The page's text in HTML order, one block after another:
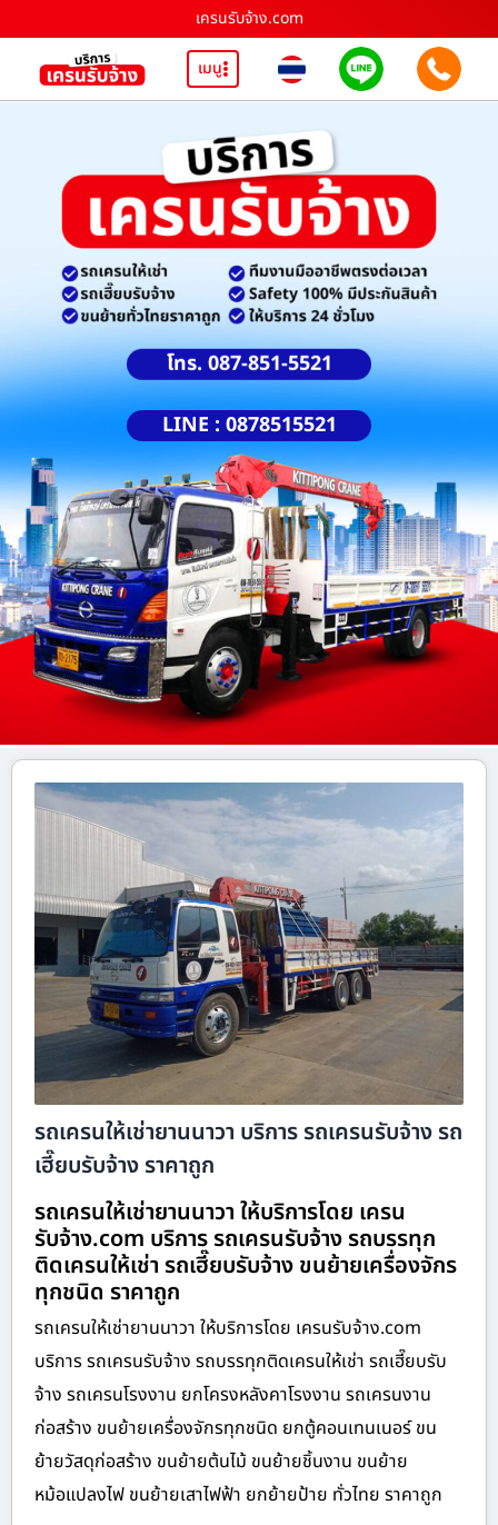
เครนรับจ้าง.com
เมนู
โทร. 087-851-5521
LINE : 0878515521
รถเครนให้เช่ายานนาวา บริการ รถเครนรับจ้าง รถ
เฮี๊ยบรับจ้าง ราคาถูก
รถเครนให้เช่ายานนาวา ให้บริการโดย เครน
รับจ้าง.com บริการ รถเครนรับจ้าง รถบรรทุก
ติดเครนให้เช่า รถเฮี๊ยบรับจ้าง ขนย้ายเครื่องจักร
ทุกชนิด ราคาถูก
รถเครนให้เช่ายานนาวา ให้บริการโดย เครนรับจ้าง.com
บริการ รถเครนรับจ้าง รถบรรทุกติดเครนให้เช่า รถเฮี๊ยบรับ
จ้าง รถเครนโรงงาน ยกโครงหลังคาโรงงาน รถเครนงาน
ก่อสร้าง ขนย้ายเครื่องจักรทุกชนิด ยกตู้คอนเทนเนอร์ ขน
ย้ายวัสดุก่อสร้าง ขนย้ายต้นไม้ ขนย้ายชิ้นงาน ขนย้าย
หม้อแปลงไฟ ขนย้ายเสาไฟฟ้า ยกย้ายป้าย ทั่วไทย ราคาถูก